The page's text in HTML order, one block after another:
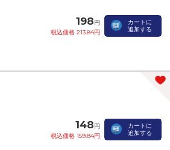
198円
税込価格 213.84円
カートに
追加する
148円
税込価格 159.84円
カートに
追加する